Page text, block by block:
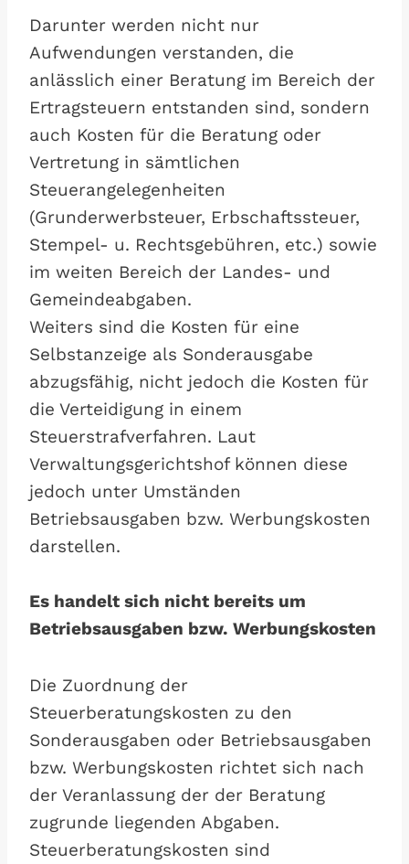
Darunter werden nicht nur
Aufwendungen verstanden, die
anlässlich einer Beratung im Bereich der
Ertragsteuern entstanden sind, sondern
auch Kosten für die Beratung oder
Vertretung in sämtlichen
Steuerangelegenheiten
(Grunderwerbsteuer, Erbschaftssteuer,
Stempel- u. Rechtsgebühren, etc.) sowie
im weiten Bereich der Landes- und
Gemeindeabgaben.
Weiters sind die Kosten für eine
Selbstanzeige als Sonderausgabe
abzugsfähig, nicht jedoch die Kosten für
die Verteidigung in einem
Steuerstrafverfahren. Laut
Verwaltungsgerichtshof können diese
jedoch unter Umständen
Betriebsausgaben bzw. Werbungskosten
darstellen.
Es handelt sich nicht bereits um
Betriebsausgaben bzw. Werbungskosten
Die Zuordnung der
Steuerberatungskosten zu den
Sonderausgaben oder Betriebsausgaben
bzw. Werbungskosten richtet sich nach
der Veranlassung der der Beratung
zugrunde liegenden Abgaben.
Steuerberatungskosten sind